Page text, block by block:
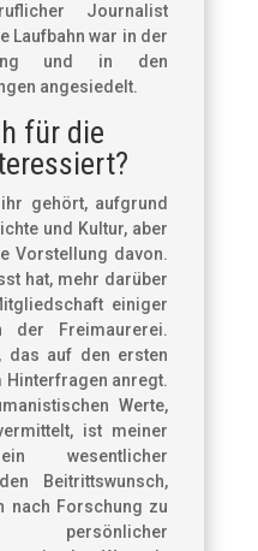
Journalist
Laufbahn war in der
und in den
angesiedelt.
für die
gehört, aufgrund
und Kultur, aber
Vorstellung davon.
hat, mehr darüber
einiger
der Freimaurerei.
das auf den ersten
anregt.
Werte,
ist meiner
wesentlicher
Beitrittswunsch,
nach Forschung zu
persönlicher